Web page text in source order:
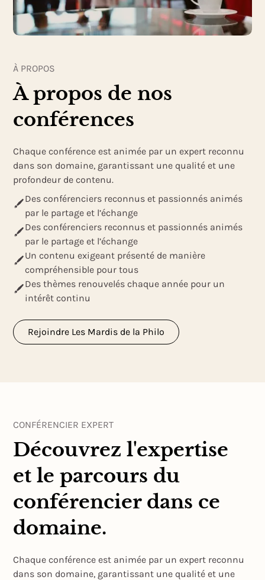
À PROPOS
À propos de nos
conférences
Chaque conférence est animée par un expert reconnu
dans son domaine, garantissant une qualité et une
profondeur de contenu.
Des conférenciers reconnus et passionnés animés
par le partage et l’échange
Des conférenciers reconnus et passionnés animés
par le partage et l’échange
Un contenu exigeant présenté de manière
compréhensible pour tous
Des thèmes renouvelés chaque année pour un
intérêt continu
Rejoindre Les Mardis de la Philo
CONFÉRENCIER EXPERT
Découvrez l'expertise
et le parcours du
conférencier dans ce
domaine.
Chaque conférence est animée par un expert reconnu
dans son domaine, garantissant une qualité et une